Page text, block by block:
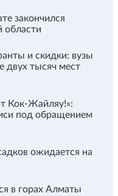
закончился
области
и скидки: вузы
двух тысяч мест
Кок-Жайляу!»:
под обращением
ожидается на
в горах Алматы